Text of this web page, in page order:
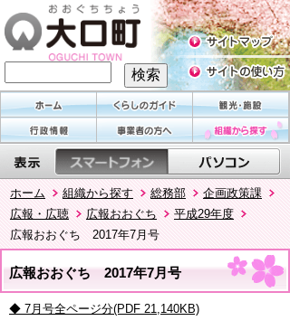
ホーム 組織から探す 総務部
企画政策課
広報・広聴
広報おおぐち
平成29年度
広報おおぐち 2017年7月号
広報おおぐち 2017年7月号
◆ 7月号全ページ分(PDF 21,140KB)